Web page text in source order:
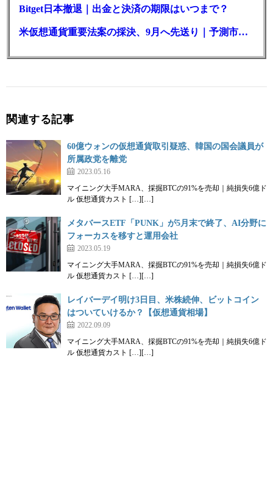
Bitget日本撤退｜出金と決済の期限はいつまで？
米仮想通貨重要法案の採決、9月へ先送り｜予測市場の成立確率は14%に
関連する記事
60億ウォンの仮想通貨取引疑惑、韓国の国会議員が
所属政党を離党
2023.05.16
マイニング大手MARA、採掘BTCの91%を売却｜純損失6億ド
ル 仮想通貨カスト […][…]
メタバースETF「PUNK」が5月末で終了、AI分野に
フォーカスを移すと運用会社
2023.05.19
マイニング大手MARA、採掘BTCの91%を売却｜純損失6億ド
ル 仮想通貨カスト […][…]
レイバーデイ明け3日目、米株続伸、ビットコイン
はついていけるか？【仮想通貨相場】
2022.09.09
マイニング大手MARA、採掘BTCの91%を売却｜純損失6億ド
ル 仮想通貨カスト […][…]